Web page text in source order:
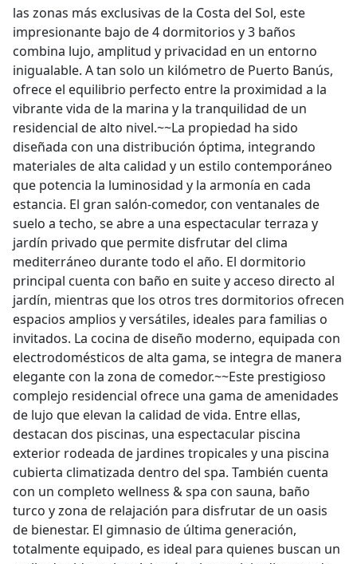
las zonas más exclusivas de la Costa del Sol, este
impresionante bajo de 4 dormitorios y 3 baños
combina lujo, amplitud y privacidad en un entorno
inigualable. A tan solo un kilómetro de Puerto Banús,
ofrece el equilibrio perfecto entre la proximidad a la
vibrante vida de la marina y la tranquilidad de un
residencial de alto nivel.~~La propiedad ha sido
diseñada con una distribución óptima, integrando
materiales de alta calidad y un estilo contemporáneo
que potencia la luminosidad y la armonía en cada
estancia. El gran salón-comedor, con ventanales de
suelo a techo, se abre a una espectacular terraza y
jardín privado que permite disfrutar del clima
mediterráneo durante todo el año. El dormitorio
principal cuenta con baño en suite y acceso directo al
jardín, mientras que los otros tres dormitorios ofrecen
espacios amplios y versátiles, ideales para familias o
invitados. La cocina de diseño moderno, equipada con
electrodomésticos de alta gama, se integra de manera
elegante con la zona de comedor.~~Este prestigioso
complejo residencial ofrece una gama de amenidades
de lujo que elevan la calidad de vida. Entre ellas,
destacan dos piscinas, una espectacular piscina
exterior rodeada de jardines tropicales y una piscina
cubierta climatizada dentro del spa. También cuenta
con un completo wellness & spa con sauna, baño
turco y zona de relajación para disfrutar de un oasis
de bienestar. El gimnasio de última generación,
totalmente equipado, es ideal para quienes buscan un